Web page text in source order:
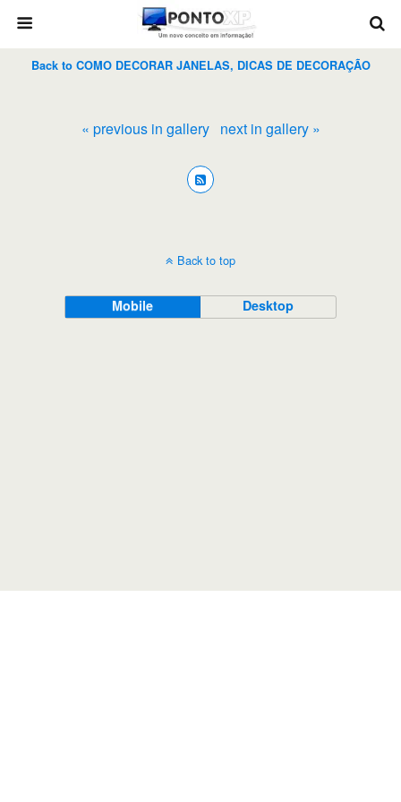
Back to COMO DECORAR JANELAS, DICAS DE DECORAÇÃO
« previous in gallery next in gallery »
Back to top
Mobile Desktop